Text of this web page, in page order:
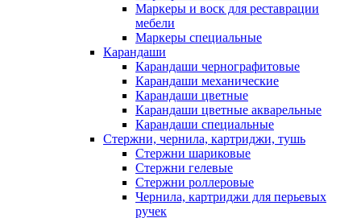
Маркеры и воск для реставрации
мебели
Маркеры специальные
Карандаши
Карандаши чернографитовые
Карандаши механические
Карандаши цветные
Карандаши цветные акварельные
Карандаши специальные
Стержни, чернила, картриджи, тушь
Стержни шариковые
Стержни гелевые
Стержни роллеровые
Чернила, картриджи для перьевых
ручек